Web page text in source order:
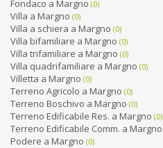
Fondaco a Margno (0)
Villa a Margno (0)
Villa a schiera a Margno (0)
Villa bifamiliare a Margno (0)
Villa trifamiliare a Margno (0)
Villa quadrifamiliare a Margno (0)
Villetta a Margno (0)
Terreno Agricolo a Margno (0)
Terreno Boschivo a Margno (0)
Terreno Edificabile Res. a Margno (0)
Terreno Edificabile Comm. a Margno
Podere a Margno (0)